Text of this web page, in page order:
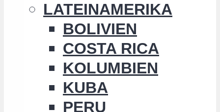
LATEINAMERIKA
BOLIVIEN
COSTA RICA
KOLUMBIEN
KUBA
PERU